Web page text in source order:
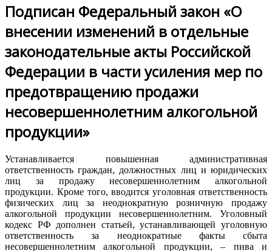
Подписан Федеральный закон «О
внесении изменений в отдельные
законодательные акты Российской
Федерации в части усиления мер по
предотвращению продажи
несовершеннолетним алкогольной
продукции»
Устанавливается повышенная административная
ответственность граждан, должностных лиц и юридических
лиц за продажу несовершеннолетним алкогольной
продукции. Кроме того, вводится уголовная ответственность
физических лиц за неоднократную розничную продажу
алкогольной продукции несовершеннолетним. Уголовный
кодекс РФ дополнен статьей, устанавливающей уголовную
ответственность за неоднократные факты сбыта
несовершеннолетним алкогольной продукции, – пива и